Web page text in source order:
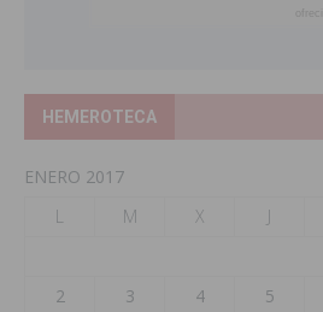
HEMEROTECA
ENERO 2017
L
M X J
2
3 4 5